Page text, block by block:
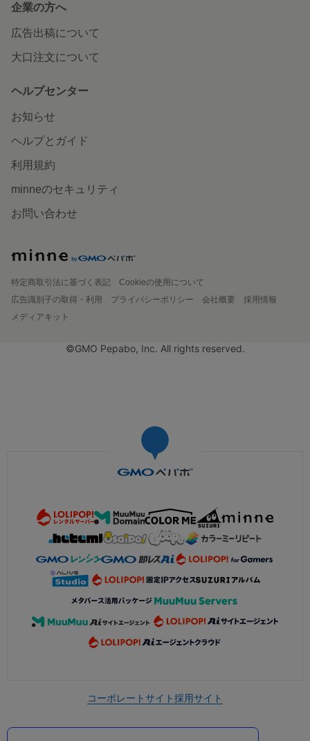
企業の方へ
広告出稿について
大口注文について
ヘルプセンター
お知らせ
ヘルプとガイド
利用規約
minneのセキュリティ
お問い合わせ
特定商取引法に基づく表記
Cookieの使用について
広告識別子の取得・利用
プライバシーポリシー 会社概要
採用情報
メディアキット
©GMO Pepabo, Inc. All rights reserved.
コーポレートサイト採用サイト